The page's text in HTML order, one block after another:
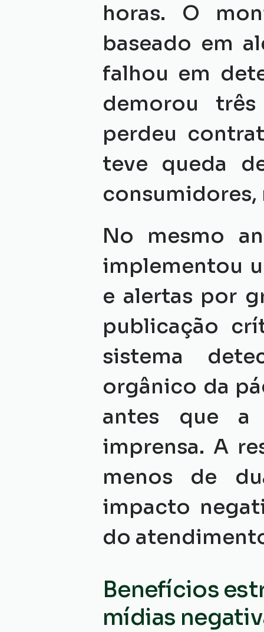
horas. O
baseado em
falhou em
demorou
perdeu
teve queda
No mesmo
implementou
e alertas por
publicação
sistema
orgânico da
antes que a
imprensa. A
menos de
impacto
do
Benefícios
mídias